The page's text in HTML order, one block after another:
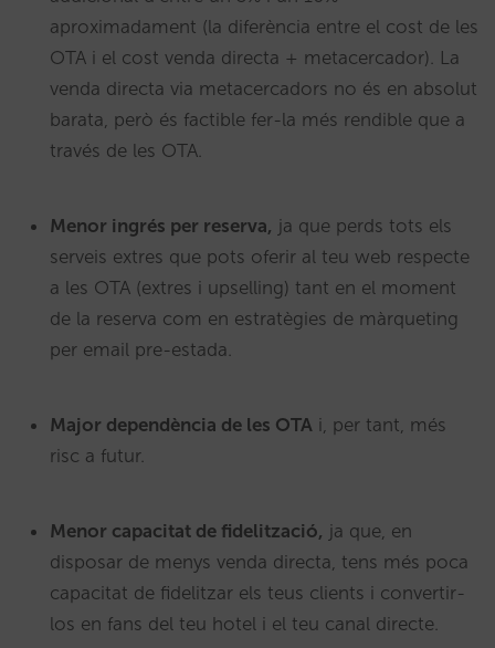
aproximadament (la diferència entre el cost de les
OTA i el cost venda directa + metacercador). La
venda directa via metacercadors no és en absolut
barata, però és factible fer-la més rendible que a
través de les OTA.
Menor ingrés per reserva, ja que perds tots els
serveis extres que pots oferir al teu web respecte
a les OTA (extres i upselling) tant en el moment
de la reserva com en estratègies de màrqueting
per email pre-estada.
Major dependència de les OTA i, per tant, més
risc a futur.
Menor capacitat de fidelització, ja que, en
disposar de menys venda directa, tens més poca
capacitat de fidelitzar els teus clients i convertir-
los en fans del teu hotel i el teu canal directe.